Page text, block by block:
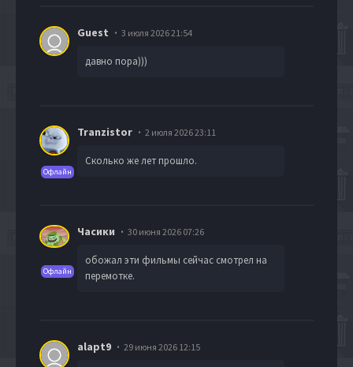
Guest 3 июля 2026 21:54
давно пора)))
Офлайн
Tranzistor 2 июля 2026 23:11
Сколько же лет прошло.
Офлайн
Часики 30 июня 2026 07:26
обожал эти фильмы сейчас смотрел на
перемотке.
alapt9 29 июня 2026 12:15